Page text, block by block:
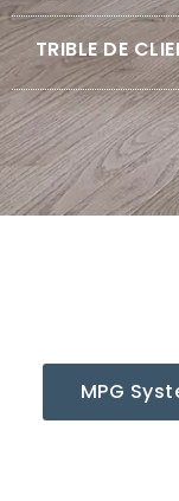
do TRIBLE
TRIBLE DE
MPG